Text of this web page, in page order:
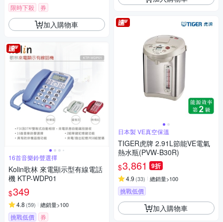
限時下殺 券
加入購物車
16首音樂鈴聲選擇
Kolin歌林 來電顯示型有線電話
機 KTP-WDP01
$349
4.8 (59) 總銷量>100
挑戰低價 券
日本製 VE真空保溫
TIGER虎牌 2.91L節能VE電氣
熱水瓶(PVW-B30R)
$3,861 9折
4.9 (33) 總銷量>100
挑戰低價
加入購物車